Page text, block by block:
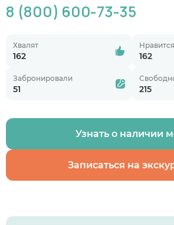
8 (800) 600-73-35
Хвалят
162
Нравится
162
Забронировали
51 215
Узнать о наличии
Записаться на